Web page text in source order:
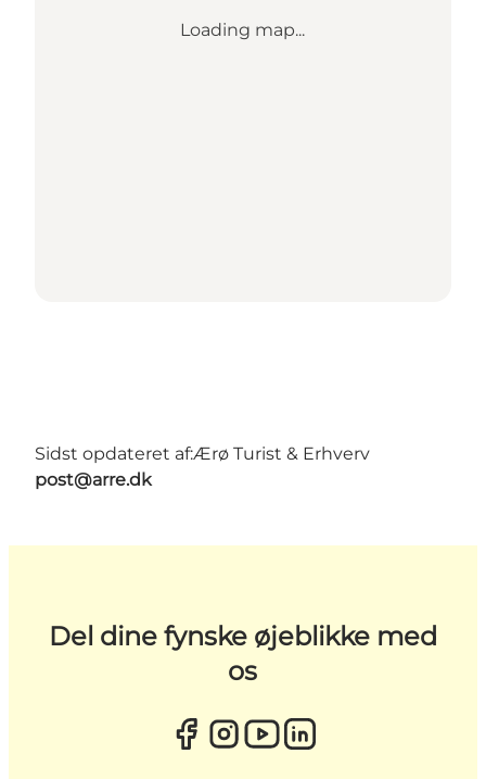
Loading map...
Sidst opdateret af:Ærø Turist & Erhverv
post@arre.dk
Del dine fynske øjeblikke med
os